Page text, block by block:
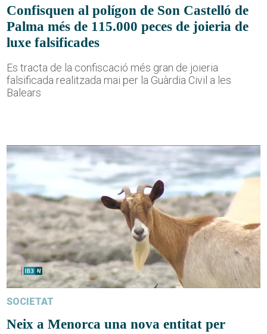
Confisquen al polígon de Son Castelló de
Palma més de 115.000 peces de joieria de
luxe falsificades
Es tracta de la confiscació més gran de joieria
falsificada realitzada mai per la Guàrdia Civil a les
Balears
SOCIETAT
Neix a Menorca una nova entitat per